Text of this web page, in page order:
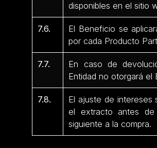
disponibles en el sitio
7.6.
El Beneficio se
por cada Producto
7.7.
En caso de
Entidad no otorgará el
7.8.
El ajuste de
el extracto antes
siguiente a la compra.